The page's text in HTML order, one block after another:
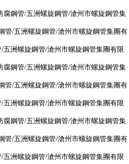
腐鋼管/五洲螺旋鋼管/滄州市螺旋鋼管集
管/五洲螺旋鋼管/滄州市螺旋鋼管集團有
五洲螺旋鋼管/滄州市螺旋鋼管集團有限
腐鋼管/五洲螺旋鋼管/滄州市螺旋鋼管集
管/五洲螺旋鋼管/滄州市螺旋鋼管集團有
五洲螺旋鋼管/滄州市螺旋鋼管集團有限
腐鋼管/五洲螺旋鋼管/滄州市螺旋鋼管集
管/五洲螺旋鋼管/滄州市螺旋鋼管集團有
五洲螺旋鋼管/滄州市螺旋鋼管集團有限